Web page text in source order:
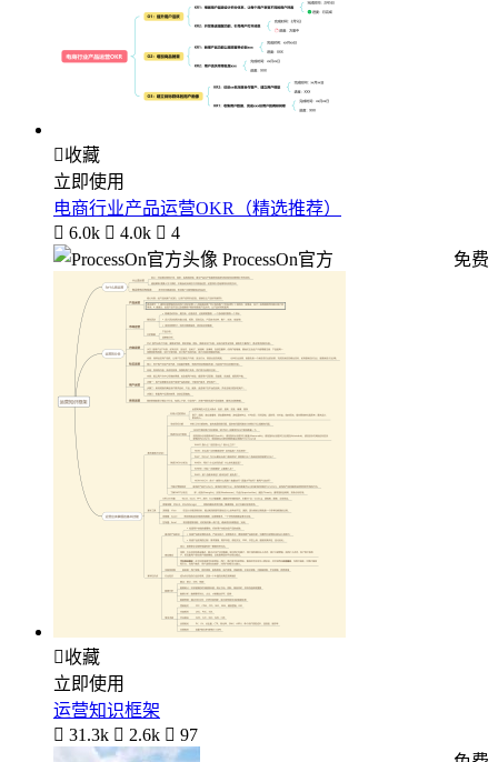
收藏
立即使用
电商行业产品运营OKR（精选推荐）
 6.0k  4.0k  4
ProcessOn官方
免费
收藏
立即使用
运营知识框架
 31.3k  2.6k  97